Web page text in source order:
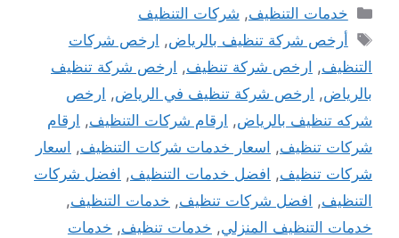
التصنيفات
خدمات التنظيف, شركات التنظيف
الوسوم
أرخص شركة تنظيف بالرياض, ارخص شركات
التنظيف, ارخص شركة تنظيف, ارخص شركة تنظيف
بالرياض, ارخص شركة تنظيف في الرياض, ارخص
شركه تنظيف بالرياض, ارقام شركات التنظيف, ارقام
شركات تنظيف, اسعار خدمات شركات التنظيف, اسعار
شركات تنظيف, افضل خدمات التنظيف, افضل شركات
التنظيف, افضل شركات تنظيف, خدمات التنظيف,
خدمات التنظيف المنزلي, خدمات تنظيف, خدمات